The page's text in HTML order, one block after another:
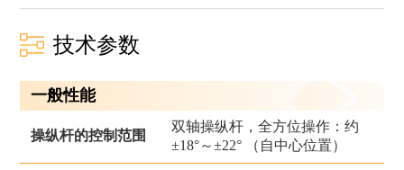
技术参数
一般性能
操纵杆的控制范围
双轴操纵杆，全方位操作：约
±18°～±22° （自中心位置）